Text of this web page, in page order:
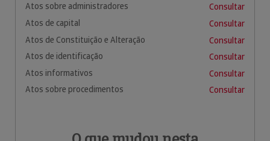
Atos sobre administradores
Consultar
Atos de capital
Consultar
Atos de Constituição e Alteração
Consultar
Atos de identificação
Consultar
Atos informativos
Consultar
Atos sobre procedimentos
Consultar